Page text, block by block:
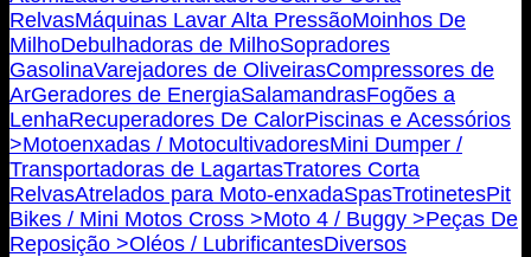
RelvasMáquinas Lavar Alta PressãoMoinhos De
MilhoDebulhadoras de MilhoSopradores
GasolinaVarejadores de OliveirasCompressores de
ArGeradores de EnergiaSalamandrasFogões a
LenhaRecuperadores De CalorPiscinas e Acessórios
>Motoenxadas / MotocultivadoresMini Dumper /
Transportadoras de LagartasTratores Corta
RelvasAtrelados para Moto-enxadaSpasTrotinetesPit
Bikes / Mini Motos Cross >Moto 4 / Buggy >Peças De
Reposição >Oléos / LubrificantesDiversos